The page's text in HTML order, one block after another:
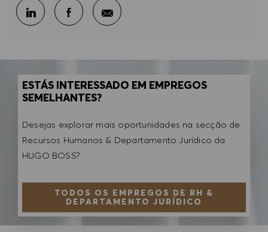
Partilhar através do LinkedIn
Partilhar através do Facebook
Partilhar por e-mail
ESTÁS INTERESSADO EM EMPREGOS
SEMELHANTES?
Desejas explorar mais oportunidades na secção de
Recursos Humanos & Departamento Jurídico da
HUGO BOSS?
TODOS OS EMPREGOS DE RH &
DEPARTAMENTO JURÍDICO